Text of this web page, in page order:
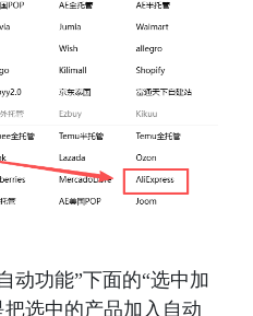
动功能”下面的“选中加
选中的产品加入自动